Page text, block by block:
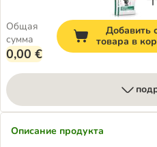
Общая
сумма
0,00 €
Добавить
товара в
Описание продукта